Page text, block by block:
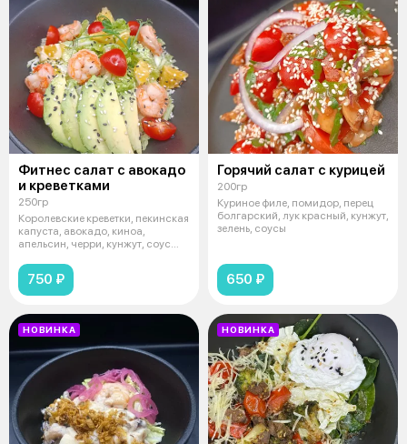
Фитнес салат с авокадо
и креветками
250гр
Королевские креветки, пекинская
капуста, авокадо, киноа,
апельсин, черри, кунжут, соус
750 ₽
Горячий салат с курицей
200гр
Куриное филе, помидор, перец
болгарский, лук красный, кунжут,
зелень, соусы
650 ₽
НОВИНКА НОВИНКА